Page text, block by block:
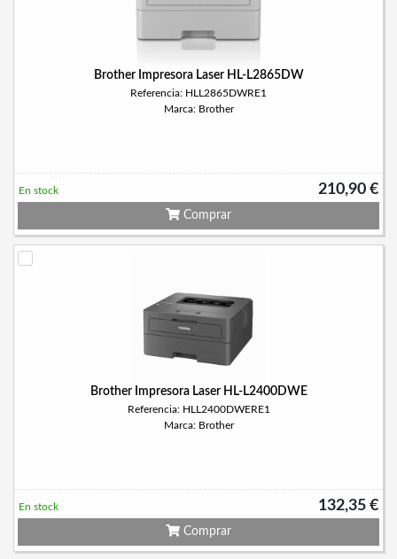
Brother Impresora Laser HL-L2865DW
Referencia: HLL2865DWRE1
Marca: Brother
210,90 €
En stock
Comprar
Brother Impresora Laser HL-L2400DWE
Referencia: HLL2400DWERE1
Marca: Brother
132,35 €
En stock
Comprar